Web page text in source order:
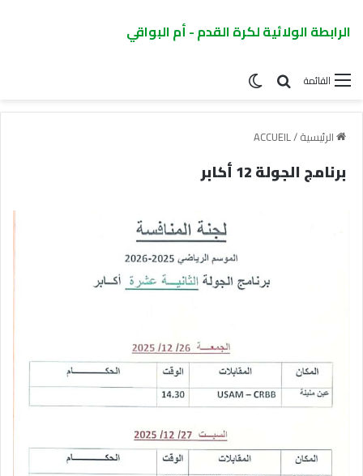
الرابطة الولائية لكرة القدم - أم البواقي
القائمة
الرئيسية/
ACCUEIL
برنامج الجولة 12 أكابر